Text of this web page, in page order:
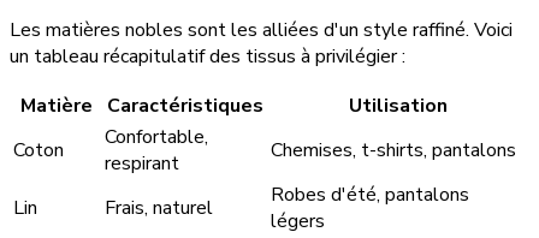
Les matières nobles sont les alliées d'un style raffiné. Voici
un tableau récapitulatif des tissus à privilégier :
Matière
Caractéristiques
Utilisation
Coton
Confortable,
respirant
Chemises, t-shirts, pantalons
Lin Frais, naturel
Robes d'été, pantalons
légers